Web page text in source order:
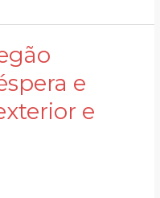
e
e